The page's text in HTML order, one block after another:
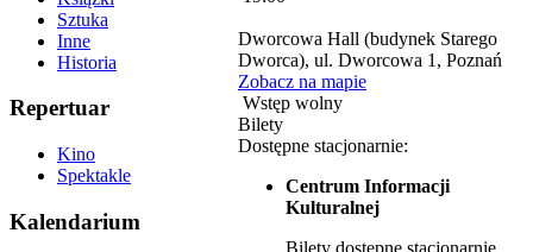
Sztuka
Inne
Historia
Repertuar
Kino
Spektakle
Kalendarium
Dworcowa Hall (budynek Starego
Dworca), ul. Dworcowa 1, Poznań
Zobacz na mapie
Wstęp wolny
Bilety
Dostępne stacjonarnie:
Centrum Informacji
Kulturalnej
Bilety dostępne stacjonarnie